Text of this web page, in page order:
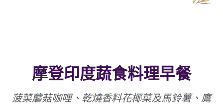
摩登印度蔬食料理早餐
菠菜蘑菇咖哩、乾燒香料花椰菜及馬鈴薯、鷹